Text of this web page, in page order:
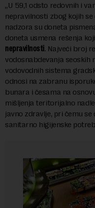
„U 59,1 odsto redovnih i
nepravilnosti zbog kojih
nadzora su doneta
doneta usmena rešenja
nepravilnosti. Najveći broj
vodosnabdevanja seoskih
vodovodnih sistema
odnosi na zabranu
bunara i česama na
mišljenja teritorijalno
javno zdravlje, pri čemu
sanitarno higijenske